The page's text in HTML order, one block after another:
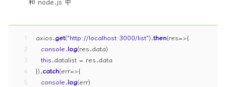
1
2
3
4
5
axios.get("http://localhost:3000/list").then(res=>{
console.log(res.data)
this.datalist = res.data
}).catch(err=>{
console.log(err)